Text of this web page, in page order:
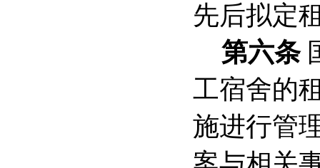
先后拟定
第六条
工宿舍的
施进行管